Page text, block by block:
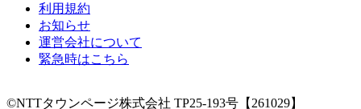
利用規約
お知らせ
運営会社について
緊急時はこちら
©NTTタウンページ株式会社 TP25-193号【261029】